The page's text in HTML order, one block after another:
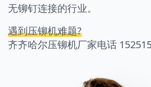
无铆钉连接的行业。
遇到压铆机难题?
齐齐哈尔压铆机厂家电话